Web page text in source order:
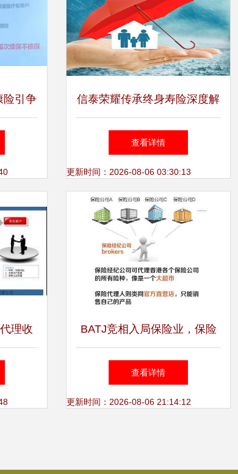
险引争
行业
信泰荣耀传承终身寿险深度解
析 特色亮点与代理收缴费服
务
查看详情
更新时间：2026-08-06 03:30:13
理收
解析
BATJ竞相入局保险业，保险
经纪公司缘何备受青睐？——
代理收取保险费的背后逻辑
查看详情
更新时间：2026-08-06 21:14:12